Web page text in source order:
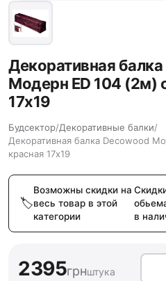
Декоративная
Модерн ED 104 (2м)
17х19
Будсектор/Декоративные балки/
Декоративная балка Decowood
красная 17х19
Возможны скидки на
весь товар в этой
категории
в
2395грнштука